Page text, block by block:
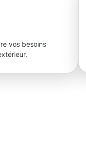
vos besoins